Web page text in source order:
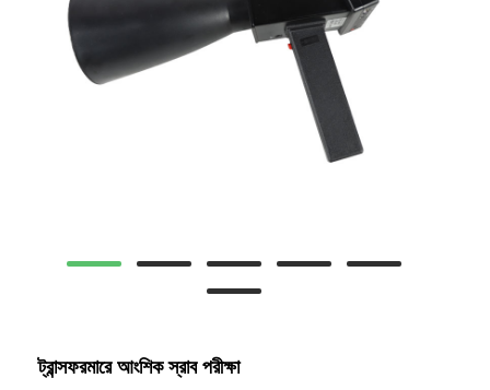
ট্রান্সফরমারে আংশিক স্রাব পরীক্ষা